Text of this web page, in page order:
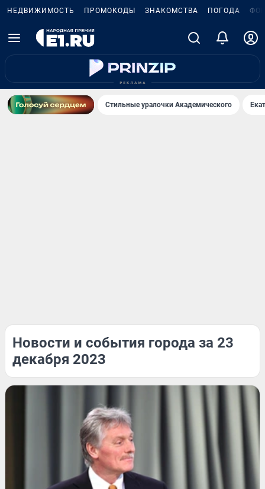
НЕДВИЖИМОСТЬ ПРОМОКОДЫ ЗНАКОМСТВА ПОГОДА
Стильные уралочки Академического
Новости и события города за 23
декабря 2023